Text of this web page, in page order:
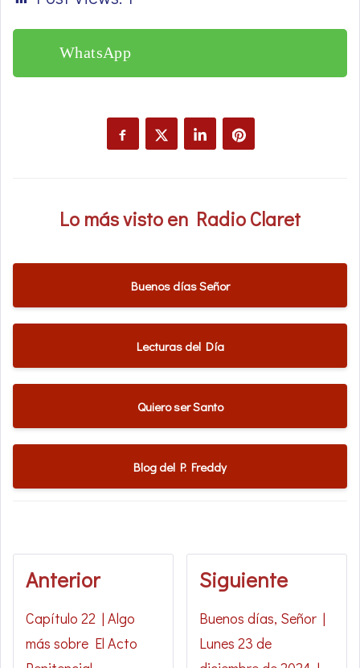
WhatsApp
Lo más visto en Radio Claret
Buenos días Señor
Lecturas del Día
Quiero ser Santo
Blog del P. Freddy
Anterior
Capítulo 22 | Algo
más sobre El Acto
Siguiente
Buenos días, Señor |
Lunes 23 de